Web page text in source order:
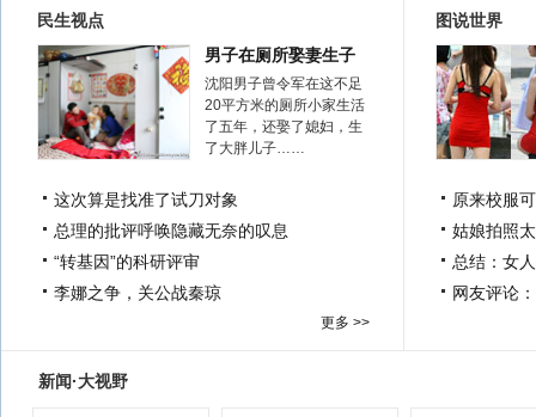
民生视点
男子在厕所娶妻生子
沈阳男子曾令军在这不足
20平方米的厕所小家生活
了五年，还娶了媳妇，生
了大胖儿子……
这次算是找准了试刀对象
总理的批评呼唤隐藏无奈的叹息
“转基因”的科研评审
李娜之争，关公战秦琼
更多 >>
图说世界
原来校服
姑娘拍照
总结：女
网友评论
新闻·大视野